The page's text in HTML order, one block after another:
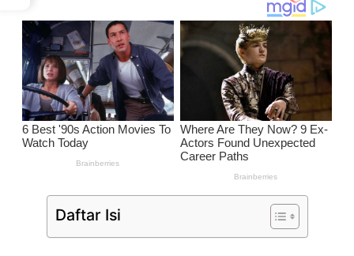
Daftar Isi